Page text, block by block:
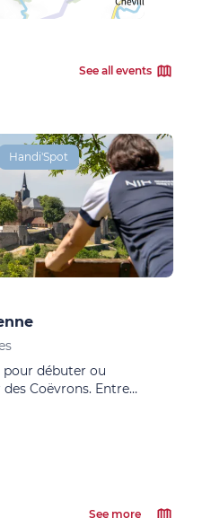
See all events
Handi'Spot
pour débuter ou
Coëvrons. Entre
See more